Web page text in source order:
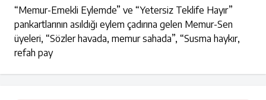
“Memur-Emekli Eylemde” ve “Yetersiz Teklife Hayır”
pankartlarının asıldığı eylem çadırına gelen Memur-Sen
üyeleri, “Sözler havada, memur sahada”, “Susma haykır,
refah pay